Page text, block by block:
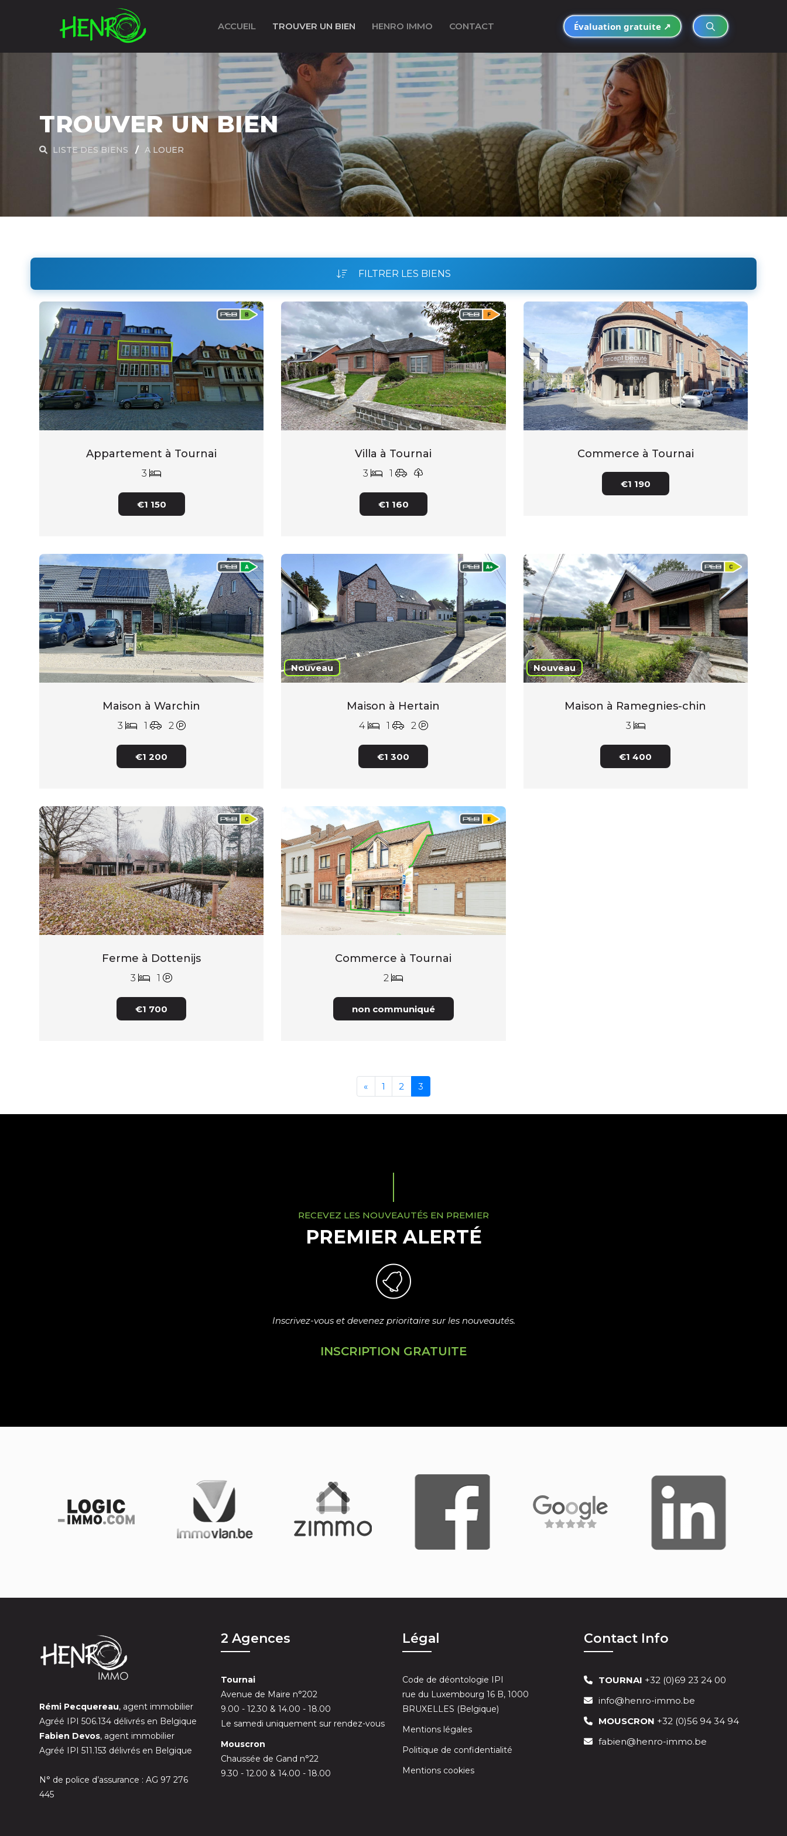
ACCUEIL TROUVER UN BIEN HENRO IMMO CONTACT Évaluation gratuite ↗
TROUVER UN BIEN
LISTE DES BIENS A LOUER
FILTRER LES BIENS
Appartement à Tournai
3
€1 150
Villa à Tournai
3 1
€1 160
Commerce à Tournai
€1 190
Maison à Warchin
3 1 2
€1 200
Nouveau
Maison à Hertain
4 1 2
€1 300
Nouveau
Maison à Ramegnies-chin
3
€1 400
Ferme à Dottenijs
3 1
€1 700
Commerce à Tournai
2
non communiqué
« 1 2 3
RECEVEZ LES NOUVEAUTÉS EN PREMIER
PREMIER ALERTÉ
Inscrivez-vous et devenez prioritaire sur les nouveautés.
INSCRIPTION GRATUITE
Rémi Pecquereau, agent immobilier
Agréé IPI 506.134 délivrés en Belgique
Fabien Devos, agent immobilier
Agréé IPI 511.153 délivrés en Belgique
N° de police d’assurance : AG 97 276
445
2 Agences
Tournai
Avenue de Maire n°202
9.00 - 12.30 & 14.00 - 18.00
Le samedi uniquement sur rendez-vous
Mouscron
Chaussée de Gand n°22
9.30 - 12.00 & 14.00 - 18.00
Légal
Code de déontologie IPI
rue du Luxembourg 16 B, 1000
BRUXELLES (Belgique)
Mentions légales
Politique de confidentialité
Mentions cookies
Contact Info
TOURNAI +32 (0)69 23 24 00
info@henro-immo.be
MOUSCRON +32 (0)56 94 34 94
fabien@henro-immo.be